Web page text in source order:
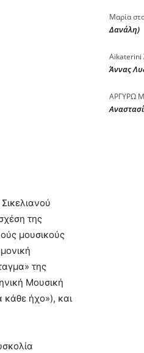
της
μουσικούς
της
Μουσική
κάθε ήχο»), και
Μαρία
Δανάλη)
Aikaterini
Άννας
ΑΡΓΥΡΩ